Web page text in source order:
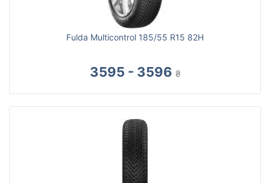
Fulda Multicontrol 185/55 R15 82H
3595 - 3596 ₴